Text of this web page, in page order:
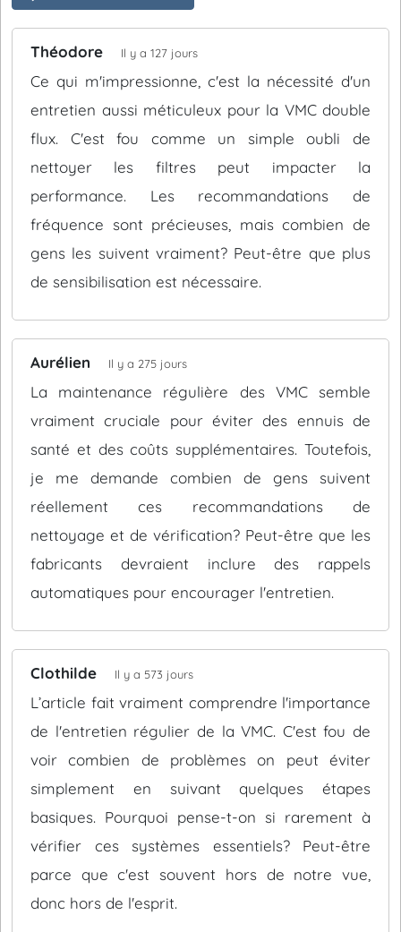
Théodore Il y a 127 jours
Ce qui m'impressionne, c'est la nécessité d'un
entretien aussi méticuleux pour la VMC double
flux. C'est fou comme un simple oubli de
nettoyer les filtres peut impacter la
performance. Les recommandations de
fréquence sont précieuses, mais combien de
gens les suivent vraiment? Peut-être que plus
de sensibilisation est nécessaire.
Aurélien Il y a 275 jours
La maintenance régulière des VMC semble
vraiment cruciale pour éviter des ennuis de
santé et des coûts supplémentaires. Toutefois,
je me demande combien de gens suivent
réellement ces recommandations de
nettoyage et de vérification? Peut-être que les
fabricants devraient inclure des rappels
automatiques pour encourager l'entretien.
Clothilde Il y a 573 jours
L’article fait vraiment comprendre l'importance
de l'entretien régulier de la VMC. C'est fou de
voir combien de problèmes on peut éviter
simplement en suivant quelques étapes
basiques. Pourquoi pense-t-on si rarement à
vérifier ces systèmes essentiels? Peut-être
parce que c'est souvent hors de notre vue,
donc hors de l'esprit.